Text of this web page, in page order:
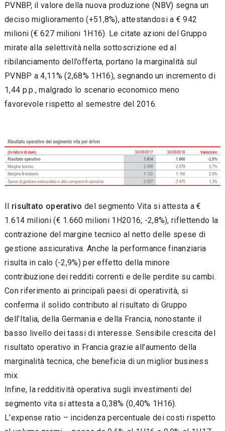
PVNBP, il valore della nuova produzione (NBV) segna un
deciso miglioramento (+51,8%), attestandosi a € 942
milioni (€ 627 milioni 1H16). Le citate azioni del Gruppo
mirate alla selettività nella sottoscrizione ed al
ribilanciamento dell’offerta, portano la marginalità sul
PVNBP a 4,11% (2,68% 1H16), segnando un incremento di
1,44 p.p., malgrado lo scenario economico meno
favorevole rispetto al semestre del 2016.
Il risultato operativo del segmento Vita si attesta a €
1.614 milioni (€ 1.660 milioni 1H2016; -2,8%), riflettendo la
contrazione del margine tecnico al netto delle spese di
gestione assicurativa. Anche la performance finanziaria
risulta in calo (-2,9%) per effetto della minore
contribuzione dei redditi correnti e delle perdite su cambi.
Con riferimento ai principali paesi di operatività, si
conferma il solido contributo al risultato di Gruppo
dell’Italia, della Germania e della Francia, nonostante il
basso livello dei tassi di interesse. Sensibile crescita del
risultato operativo in Francia grazie all’aumento della
marginalità tecnica, che beneficia di un miglior business
mix.
Infine, la redditività operativa sugli investimenti del
segmento vita si attesta a 0,38% (0,40% 1H16).
L’expense ratio – incidenza percentuale dei costi rispetto